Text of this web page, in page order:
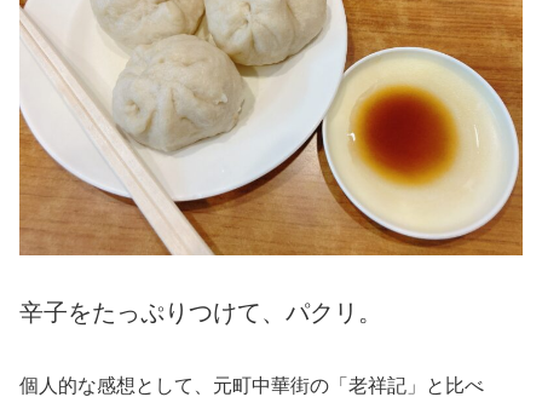
辛子をたっぷりつけて、パクリ。
個人的な感想として、元町中華街の「老祥記」と比べ